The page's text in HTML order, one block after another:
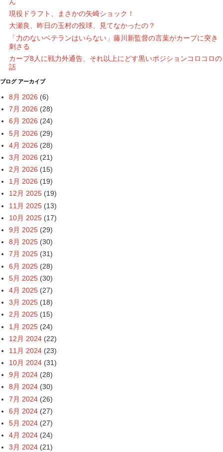
現役ドラフト、まさかの矢崎ショック！
大瀬良、昨日の玉村の投球、見てなかったの？
「力のないベテランはいらない」藤川新監督の言葉がカープに突き
刺さる
カープ8人に戦力外通告、それ以上にどす黒いポジションコロコロの
話
ブログ アーカイブ
8月 2026 (6)
7月 2026 (28)
6月 2026 (24)
5月 2026 (29)
4月 2026 (28)
3月 2026 (21)
2月 2026 (15)
1月 2026 (19)
12月 2025 (19)
11月 2025 (13)
10月 2025 (17)
9月 2025 (29)
8月 2025 (30)
7月 2025 (31)
6月 2025 (28)
5月 2025 (30)
4月 2025 (27)
3月 2025 (18)
2月 2025 (15)
1月 2025 (24)
12月 2024 (22)
11月 2024 (23)
10月 2024 (31)
9月 2024 (28)
8月 2024 (30)
7月 2024 (26)
6月 2024 (27)
5月 2024 (27)
4月 2024 (24)
3月 2024 (21)